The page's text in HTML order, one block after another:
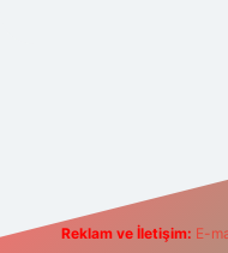
Reklam ve İletişim: E-